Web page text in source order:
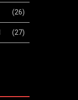
(26)
(27)